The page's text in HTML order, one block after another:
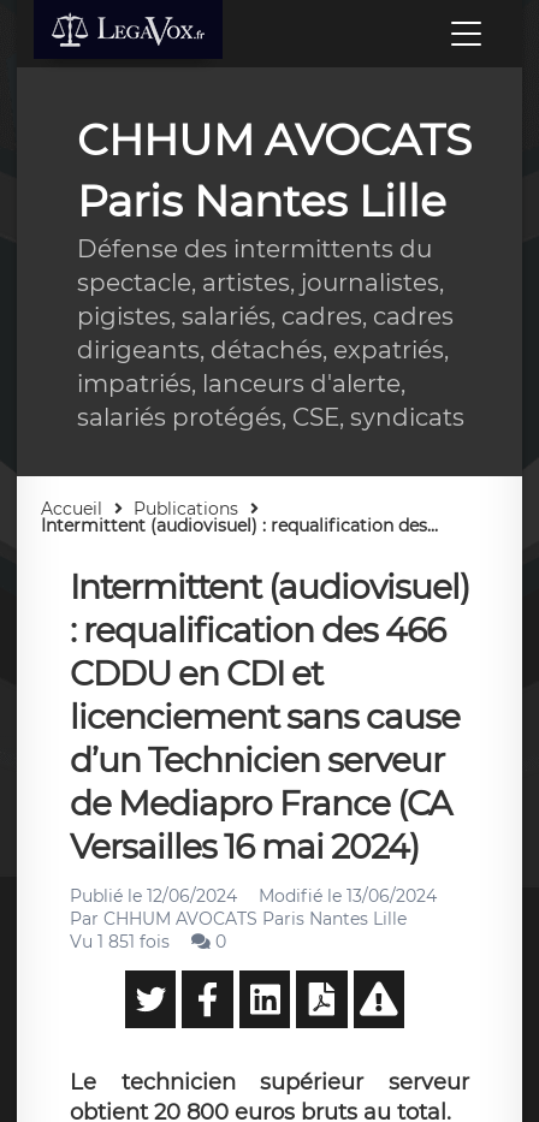
CHHUM AVOCATS
Paris Nantes Lille
Défense des intermittents du
spectacle, artistes, journalistes,
pigistes, salariés, cadres, cadres
dirigeants, détachés, expatriés,
impatriés, lanceurs d'alerte,
salariés protégés, CSE, syndicats
Accueil Publications
Intermittent (audiovisuel) : requalification des...
Intermittent (audiovisuel)
: requalification des 466
CDDU en CDI et
licenciement sans cause
d’un Technicien serveur
de Mediapro France (CA
Versailles 16 mai 2024)
Publié le 12/06/2024 Modifié le 13/06/2024
Par CHHUM AVOCATS Paris Nantes Lille
Vu 1 851 fois
0
Le technicien supérieur serveur
obtient 20 800 euros bruts au total.